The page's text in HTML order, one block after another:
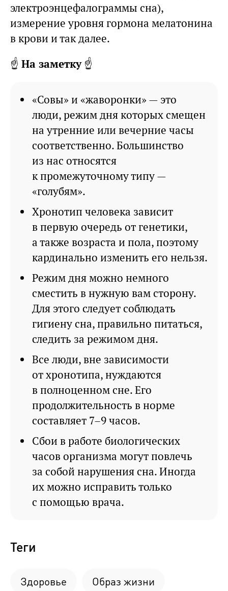
электроэнцефалограммы сна),
измерение уровня гормона мелатонина
в крови и так далее.
☝️ На заметку☝️
«Совы» и «жаворонки» — это
люди, режим дня которых смещен
на утренние или вечерние часы
соответственно. Большинство
из нас относятся
к промежуточному типу —
«голубям».
Хронотип человека зависит
в первую очередь от генетики,
а также возраста и пола, поэтому
кардинально изменить его нельзя.
Режим дня можно немного
сместить в нужную вам сторону.
Для этого следует соблюдать
гигиену сна, правильно питаться,
следить за режимом дня.
Все люди, вне зависимости
от хронотипа, нуждаются
в полноценном сне. Его
продолжительность в норме
составляет 7–9 часов.
Сбои в работе биологических
часов организма могут повлечь
за собой нарушения сна. Иногда
их можно исправить только
с помощью врача.
Теги
Здоровье Образ жизни